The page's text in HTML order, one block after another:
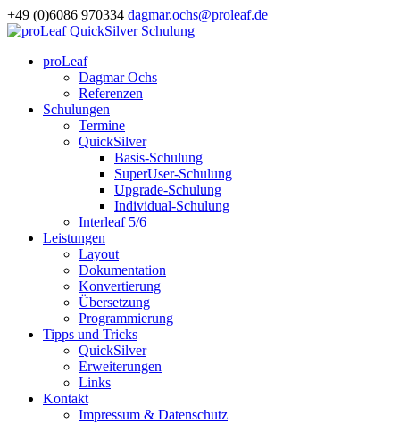
+49 (0)6086 970334 dagmar.ochs@proleaf.de
proLeaf
Dagmar Ochs
Referenzen
Schulungen
Termine
QuickSilver
Basis-Schulung
SuperUser-Schulung
Upgrade-Schulung
Individual-Schulung
Interleaf 5/6
Leistungen
Layout
Dokumentation
Konvertierung
Übersetzung
Programmierung
Tipps und Tricks
QuickSilver
Erweiterungen
Links
Kontakt
Impressum & Datenschutz